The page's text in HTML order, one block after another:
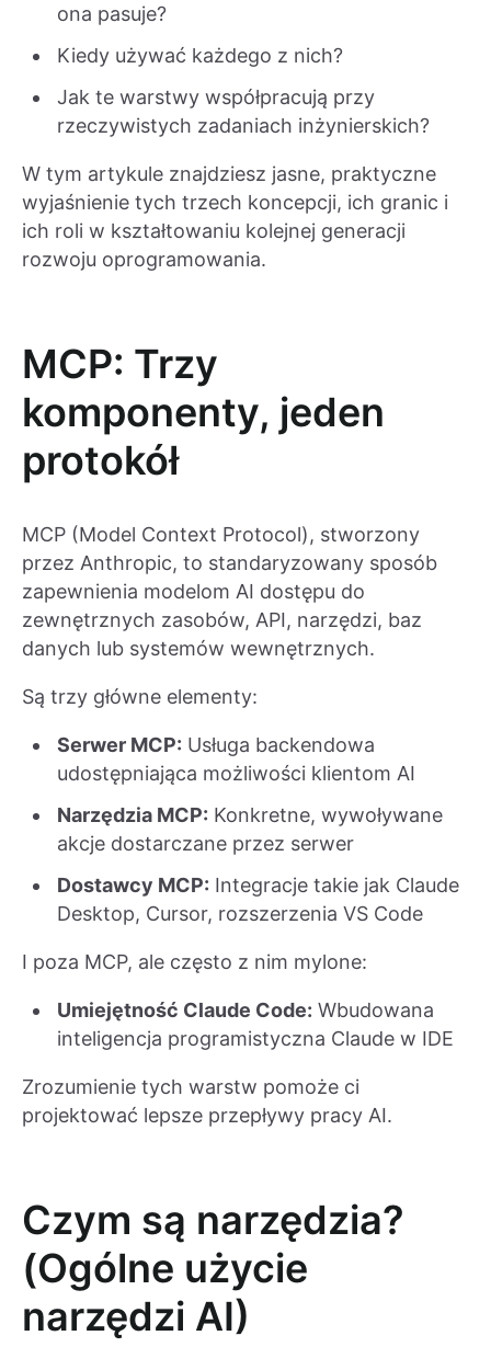
ona pasuje?
Kiedy używać każdego z nich?
Jak te warstwy współpracują przy
rzeczywistych zadaniach inżynierskich?
W tym artykule znajdziesz jasne, praktyczne
wyjaśnienie tych trzech koncepcji, ich granic i
ich roli w kształtowaniu kolejnej generacji
rozwoju oprogramowania.
MCP: Trzy
komponenty, jeden
protokół
MCP (Model Context Protocol), stworzony
przez Anthropic, to standaryzowany sposób
zapewnienia modelom AI dostępu do
zewnętrznych zasobów, API, narzędzi, baz
danych lub systemów wewnętrznych.
Są trzy główne elementy:
Serwer MCP: Usługa backendowa
udostępniająca możliwości klientom AI
Narzędzia MCP: Konkretne, wywoływane
akcje dostarczane przez serwer
Dostawcy MCP: Integracje takie jak Claude
Desktop, Cursor, rozszerzenia VS Code
I poza MCP, ale często z nim mylone:
Umiejętność Claude Code: Wbudowana
inteligencja programistyczna Claude w IDE
Zrozumienie tych warstw pomoże ci
projektować lepsze przepływy pracy AI.
Czym są narzędzia?
(Ogólne użycie
narzędzi AI)